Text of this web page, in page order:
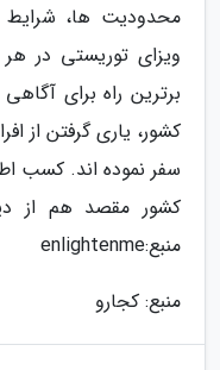
محدودیت ها،
ویزای توریستی در
برترین راه برای
کشور، یاری گرفتن از
سفر نموده اند. کسب
کشور مقصد هم از
منبع:enlightenme
منبع: کجارو